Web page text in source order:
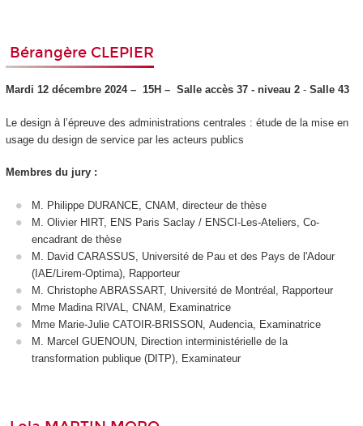
Bérangère CLEPIER
Mardi 12 décembre 2024 –15H – Salle accès 37 - niveau 2 - Salle 43
Le design à l’épreuve des administrations centrales : étude de la mise en
usage du design de service par les acteurs publics
Membres du jury :
M. Philippe DURANCE, CNAM, directeur de thèse
M. Olivier HIRT, ENS Paris Saclay / ENSCI-Les-Ateliers, Co-
encadrant de thèse
M. David CARASSUS, Université de Pau et des Pays de l'Adour
(IAE/Lirem-Optima), Rapporteur
M. Christophe ABRASSART, Université de Montréal, Rapporteur
Mme Madina RIVAL, CNAM, Examinatrice
Mme Marie-Julie CATOIR-BRISSON, Audencia, Examinatrice
M. Marcel GUENOUN, Direction interministérielle de la
transformation publique (DITP), Examinateur